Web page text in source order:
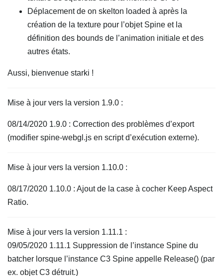
Déplacement de on skelton loaded à après la
création de la texture pour l’objet Spine et la
définition des bounds de l’animation initiale et des
autres états.
Aussi, bienvenue starki !
Mise à jour vers la version 1.9.0 :
08/14/2020 1.9.0 : Correction des problèmes d’export
(modifier spine-webgl.js en script d’exécution externe).
Mise à jour vers la version 1.10.0 :
08/17/2020 1.10.0 : Ajout de la case à cocher Keep Aspect
Ratio.
Mise à jour vers la version 1.11.1 :
09/05/2020 1.11.1 Suppression de l’instance Spine du
batcher lorsque l’instance C3 Spine appelle Release() (par
ex. objet C3 détruit.)